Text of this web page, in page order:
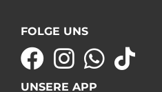
FOLGE UNS
UNSERE APP